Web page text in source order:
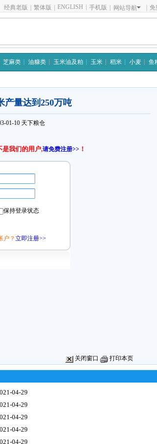
经典老版 繁体版 ENGLISH 手机版 网站导航 免
芝麻类 油糠类 玉米油及粕 玉米 稻米 小麦 鱼
产量达到250万吨
01-10 天下粮仓
是我们的用户,请免费注册>> ！
保持登录状态
户？ 立即注册>>
关闭窗口 打印本页
04-29
04-29
04-29
04-29
04-29